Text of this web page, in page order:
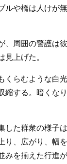
ルや橋は人けが
周囲の警護は彼
上げた。
くらむような白
縮する。暗くな
した群衆の様子
、広がり、幅
を揃えた行進